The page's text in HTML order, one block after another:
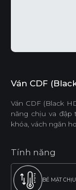
Ván CDF
Ván CDF (Black
năng chịu va đập
khóa, vách ngăn
Tính năng
BỀ MẶT